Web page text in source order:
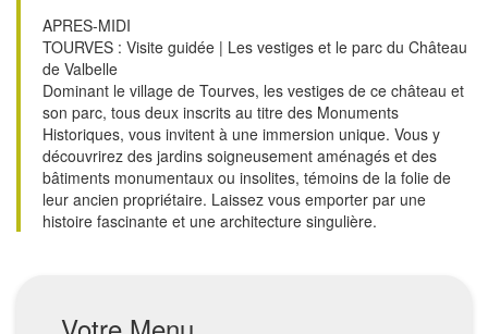
APRES-MIDI
TOURVES : Visite guidée | Les vestiges et le parc du Château
de Valbelle
Dominant le village de Tourves, les vestiges de ce château et
son parc, tous deux inscrits au titre des Monuments
Historiques, vous invitent à une immersion unique. Vous y
découvrirez des jardins soigneusement aménagés et des
bâtiments monumentaux ou insolites, témoins de la folie de
leur ancien propriétaire. Laissez vous emporter par une
histoire fascinante et une architecture singulière.